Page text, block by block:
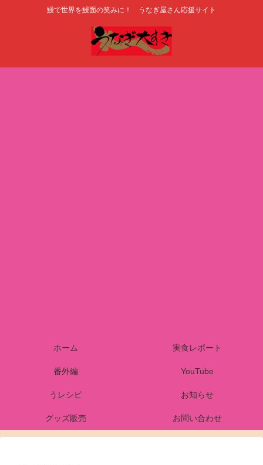
鰻で世界を鰻面の笑みに！ うなぎ屋さん応援サイト
ホーム 実食レポート
番外編 YouTube
うレシピ お知らせ
グッズ販売 お問い合わせ